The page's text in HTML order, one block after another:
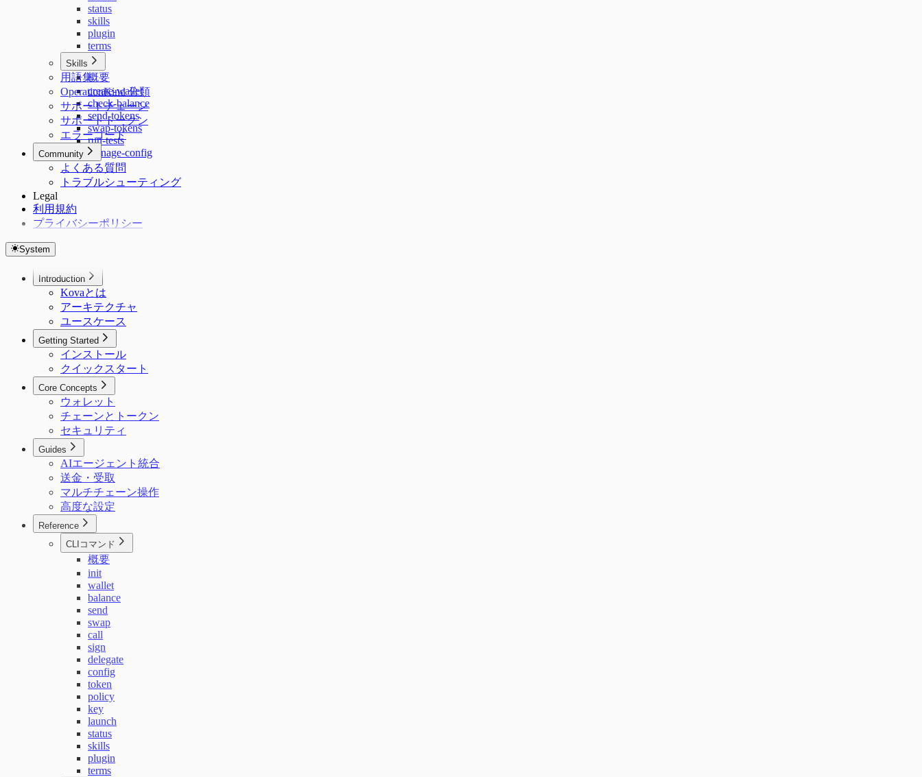
status
skills
plugin
terms
Skills
概要
create-wallet
check-balance
send-tokens
swap-tokens
run-tests
manage-config
用語集
OperationKind 分類
サポートチェーン
サポートトークン
エラーコード
Community
よくある質問
トラブルシューティング
Legal
利用規約
プライバシーポリシー
System
Introduction
Kovaとは
アーキテクチャ
ユースケース
Getting Started
インストール
クイックスタート
Core Concepts
ウォレット
チェーンとトークン
セキュリティ
Guides
AIエージェント統合
送金・受取
マルチチェーン操作
高度な設定
Reference
CLIコマンド
概要
init
wallet
balance
send
swap
call
sign
delegate
config
token
policy
key
launch
status
skills
plugin
terms